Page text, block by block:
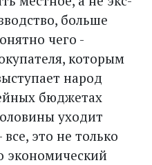
больше
чего -
которым
народ
бюджетах
уходит
это не только
экономический